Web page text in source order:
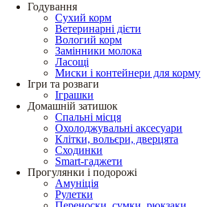
Годування
Сухий корм
Ветеринарні дієти
Вологий корм
Замінники молока
Ласощі
Миски і контейнери для корму
Ігри та розваги
Іграшки
Домашній затишок
Спальні місця
Охолоджувальні аксесуари
Клітки, вольєри, дверцята
Сходинки
Smart-гаджети
Прогулянки і подорожі
Амуніція
Рулетки